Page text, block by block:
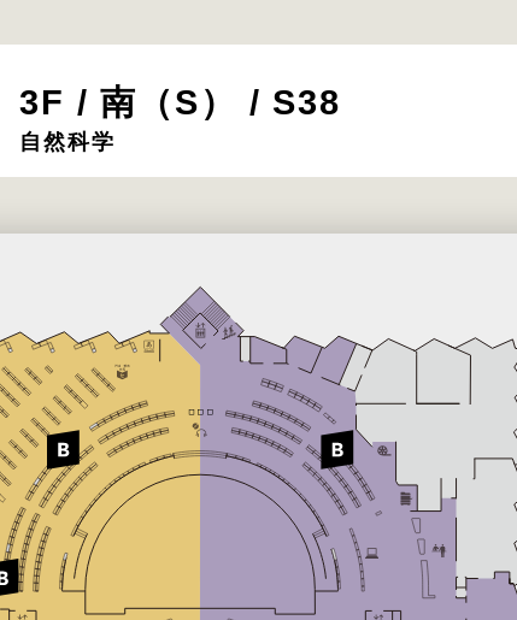
3F / 南（S） / S38
自然科学